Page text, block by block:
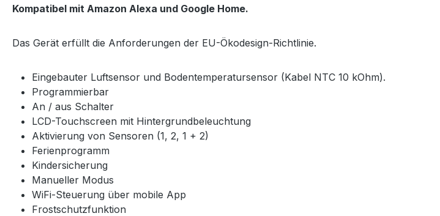
Kompatibel mit Amazon Alexa und Google Home.
Das Gerät erfüllt die Anforderungen der EU-Ökodesign-Richtlinie.
Eingebauter Luftsensor und Bodentemperatursensor (Kabel NTC 10 kOhm).
Programmierbar
An / aus Schalter
LCD-Touchscreen mit Hintergrundbeleuchtung
Aktivierung von Sensoren (1, 2, 1 + 2)
Ferienprogramm
Kindersicherung
Manueller Modus
WiFi-Steuerung über mobile App
Frostschutzfunktion